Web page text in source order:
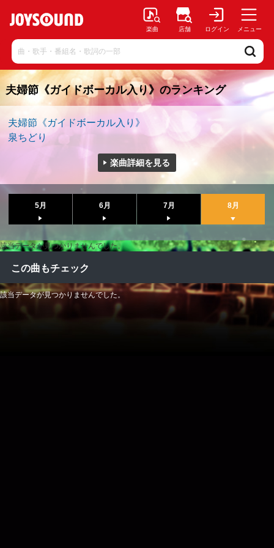
楽曲 店舗 ログイン メニュー
夫婦節《ガイドボーカル入り》のランキング
夫婦節《ガイドボーカル入り》
泉ちどり
楽曲詳細を見る
5月 6月 7月 8月
該当データが見つかりませんでした。
この曲もチェック
該当データが見つかりませんでした。